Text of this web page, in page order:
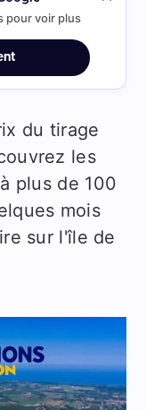
pour voir plus
du tirage
les
plus de 100
mois
sur l'île de